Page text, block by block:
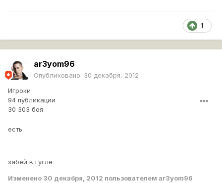
1
ar3yom96
Опубликовано: 30 декабря, 2012
Игроки
94 публикации
30 303 боя
есть
забей в гугле
Изменено 30 декабря, 2012 пользователем ar3yom96